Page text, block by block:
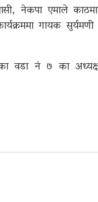
नेकपा एमाले
गायक
वडा नं ७ का